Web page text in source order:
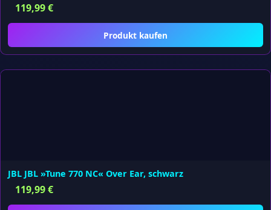
119,99€
Produkt kaufen
JBL JBL »Tune 770 NC« Over Ear, schwarz
119,99€